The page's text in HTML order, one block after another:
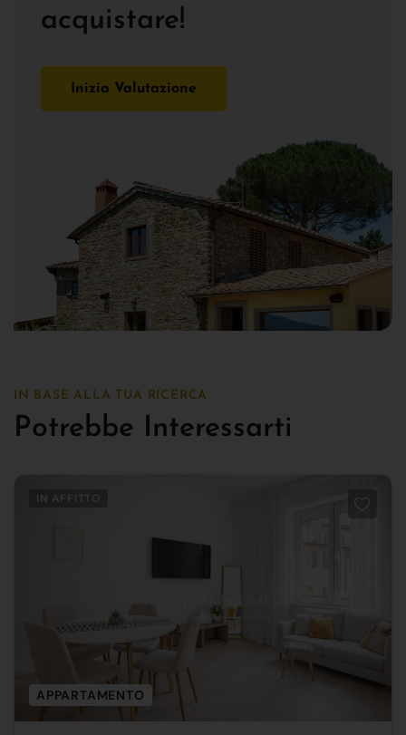
acquistare!
Inizia Valutazione
IN BASE ALLA TUA RICERCA
Potrebbe Interessarti
IN AFFITTO
APPARTAMENTO